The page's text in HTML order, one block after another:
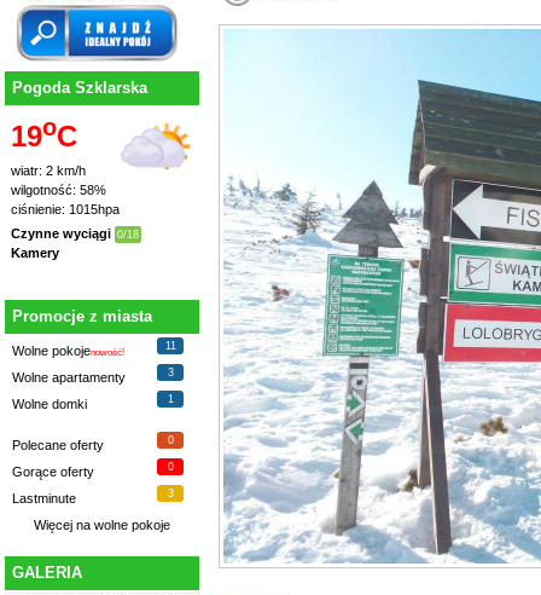
Pogoda Szklarska
19oC
wiatr: 2 km/h
wilgotność: 58%
ciśnienie: 1015hpa
Czynne wyciągi 0/18
Kamery
Promocje z miasta
Wolne pokojenowość!
11
Wolne apartamenty 3
Wolne domki 1
Polecane oferty 0
Gorące oferty 0
Lastminute 3
Więcej na wolne pokoje
GALERIA